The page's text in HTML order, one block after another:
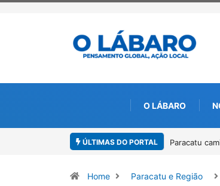
O LÁBARO
ÚLTIMAS DO PORTAL Paracatu
Home Paracatu e Região